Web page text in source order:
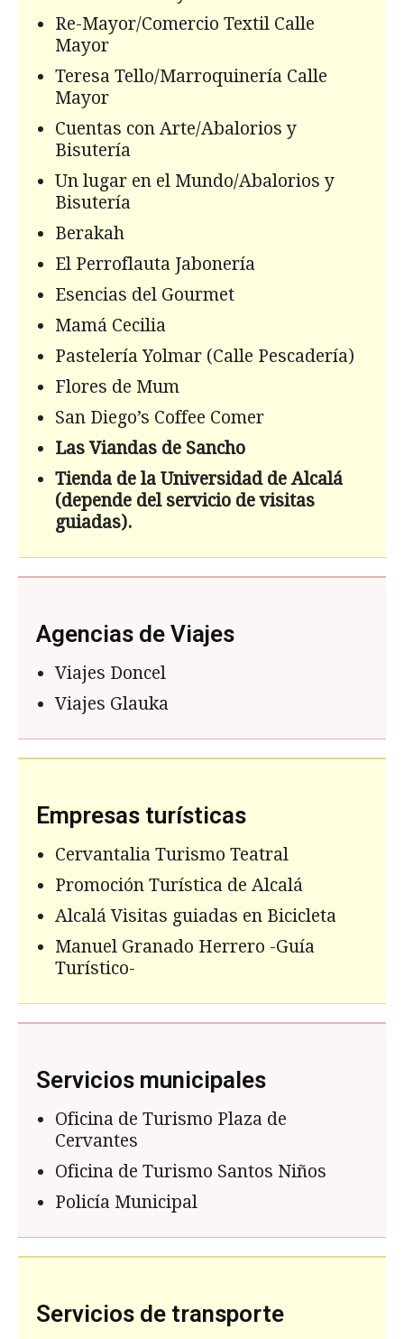
Re-Mayor/Comercio Textil Calle
Mayor
Teresa Tello/Marroquinería Calle
Mayor
Cuentas con Arte/Abalorios y
Bisutería
Un lugar en el Mundo/Abalorios y
Bisutería
Berakah
El Perroflauta Jabonería
Esencias del Gourmet
Mamá Cecilia
Pastelería Yolmar (Calle Pescadería)
Flores de Mum
San Diego’s Coffee Comer
Las Viandas de Sancho
Tienda de la Universidad de Alcalá
(depende del servicio de visitas
guiadas).
Agencias de Viajes
Viajes Doncel
Viajes Glauka
Empresas turísticas
Cervantalia Turismo Teatral
Promoción Turística de Alcalá
Alcalá Visitas guiadas en Bicicleta
Manuel Granado Herrero -Guía
Turístico-
Servicios municipales
Oficina de Turismo Plaza de
Cervantes
Oficina de Turismo Santos Niños
Policía Municipal
Servicios de transporte